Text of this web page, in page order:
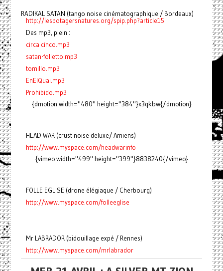
RADIKAL SATAN (tango noise cinématographique / Bordeaux)
http://lespotagersnatures.org/spip.php?article15
Des mp3, plein :
circa cinco.mp3
satan-folletto.mp3
tomillo.mp3
EnElQuai.mp3
Prohibido.mp3
{dmotion width="480" height="384"}x3qkbw{/dmotion}
HEAD WAR (crust noise deluxe/ Amiens)
http://www.myspace.com/headwarinfo
{vimeo width="499" height="399"}8838240{/vimeo}
FOLLE EGLISE (drone élégiaque / Cherbourg)
http://www.myspace.com/folleeglise
Mr LABRADOR (bidouillage expé / Rennes)
http://www.myspace.com/mrlabrador